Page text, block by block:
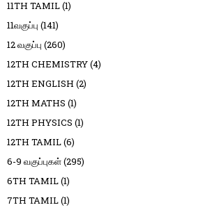
11TH TAMIL(1)
11வகுப்பு (141)
12 வகுப்பு (260)
12TH CHEMISTRY(4)
12TH ENGLISH (2)
12TH MATHS (1)
12TH PHYSICS (1)
12TH TAMIL(6)
6-9 வகுப்புகள்(295)
6TH TAMIL(1)
7TH TAMIL(1)